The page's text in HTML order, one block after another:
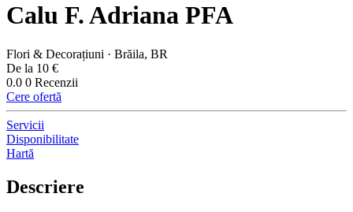
Calu F. Adriana PFA
Flori & Decorațiuni · Brăila, BR
De la 10 €
0.0 0 Recenzii
Cere ofertă
Servicii
Disponibilitate
Hartă
Descriere